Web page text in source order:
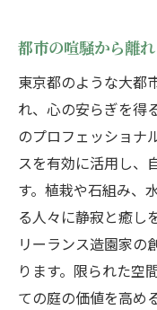
限られたス
自然素材
都会の中
造園がも
都市生活
フリーランス
地域の特
環境配慮
フリーラン
都市の喧騒から離
東京都のような大都
れ、心の安らぎを得
のプロフェッショナ
スを有効に活用し、
す。植栽や石組み、
る人々に静寂と癒し
リーランス造園家の
ります。限られた空
ての庭の価値を高め